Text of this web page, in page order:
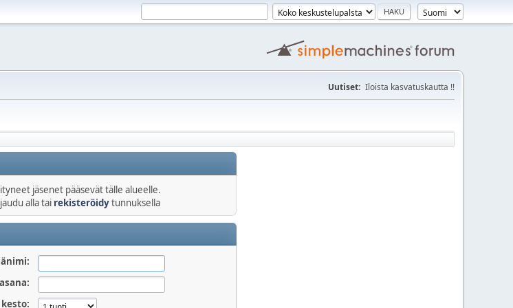
Uutiset: Iloista kasvatuskautta !!
jäsenet pääsevät tälle alueelle.
alla tai rekisteröidytunnuksella